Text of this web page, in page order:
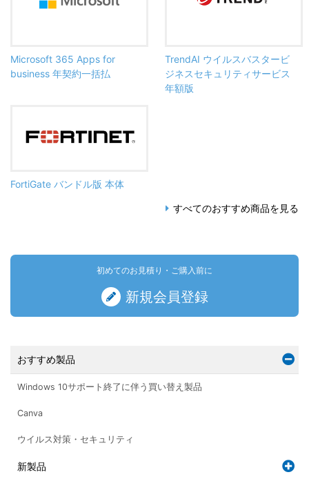
Microsoft 365 Apps for
business 年契約一括払
TrendAI ウイルスバスタービ
ジネスセキュリティサービス
年額版
FortiGate バンドル版 本体
すべてのおすすめ商品を見る
初めてのお見積り・ご購入前に
新規会員登録
おすすめ製品
Windows 10サポート終了に伴う買い替え製品
Canva
ウイルス対策・セキュリティ
新製品